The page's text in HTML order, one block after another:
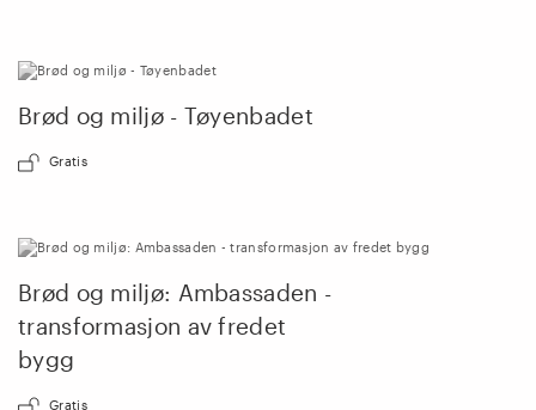
Brød og miljø - Tøyenbadet
Gratis
Brød og miljø: Ambassaden -
transformasjon av fredet
bygg
Gratis